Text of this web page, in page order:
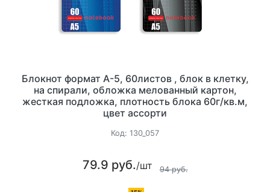
Блокнот формат А-5, 60листов , блок в клетку,
на спирали, обложка мелованный картон,
жесткая подложка, плотность блока 60г/кв.м,
цвет ассорти
Код: 130_057
79.9 руб./шт 94 руб.